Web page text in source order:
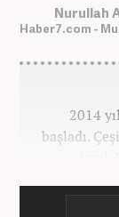
Nurullah
Haber7.com -
2014
başladı.